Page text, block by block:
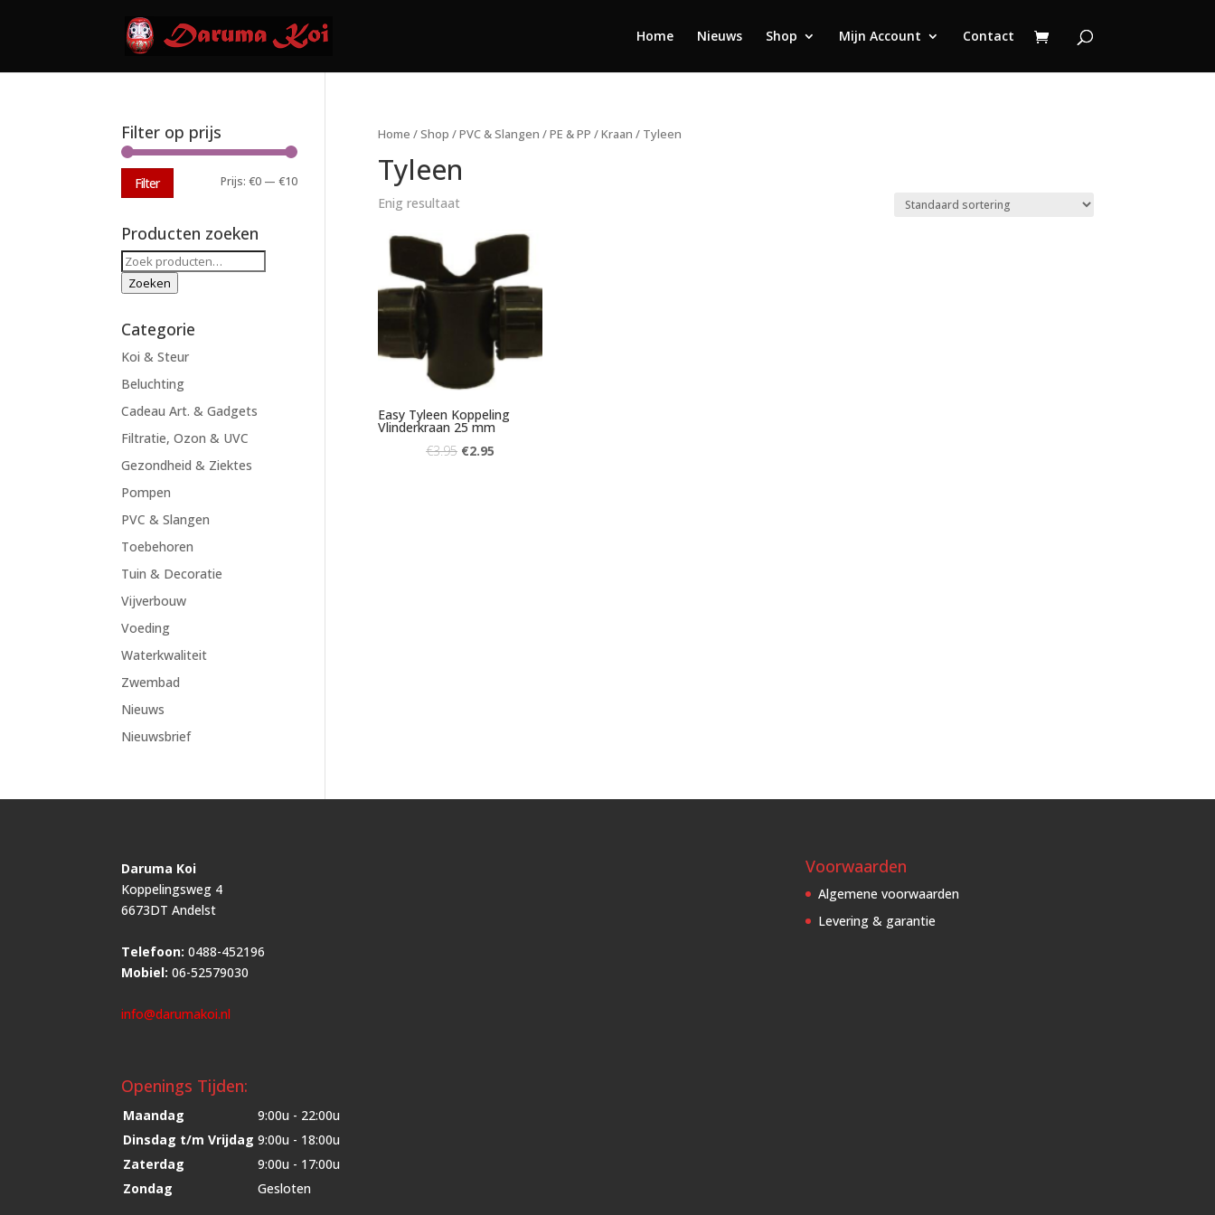
Home Nieuws Shop Mijn Account Contact
Home /Shop /PVC & Slangen /PE & PP /Kraan / Tyleen
Tyleen
Enig resultaat
Easy Tyleen Koppeling
Vlinderkraan 25 mm
€3.95 €2.95
Filter op prijs
Min.
Max.
Filter Prijs: €0— €10
Producten zoeken
Zoeken
naar:
Zoeken
Categorie
Koi & Steur
Beluchting
Cadeau Art. & Gadgets
Filtratie, Ozon & UVC
Gezondheid & Ziektes
Pompen
PVC & Slangen
Toebehoren
Tuin & Decoratie
Vijverbouw
Voeding
Waterkwaliteit
Zwembad
Nieuws
Nieuwsbrief
Daruma Koi
Koppelingsweg 4
6673DT Andelst
Telefoon: 0488-452196
Mobiel: 06-52579030
info@darumakoi.nl
Openings Tijden:
Maandag
9:00u - 22:00u
Dinsdag t/m Vrijdag 9:00u - 18:00u
Zaterdag
9:00u - 17:00u
Zondag
Gesloten
Voorwaarden
Algemene voorwaarden
Levering & garantie